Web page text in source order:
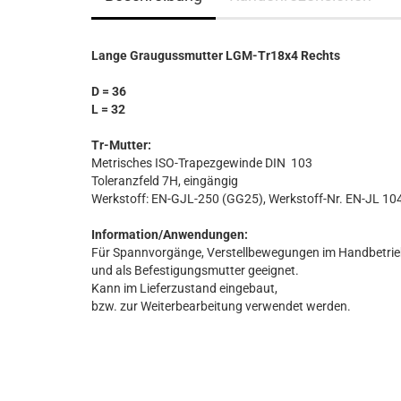
Lange Graugussmutter LGM-Tr18x4 Rechts
D = 36
L = 32
Tr-Mutter:
Metrisches ISO-Trapezgewinde DIN 103
Toleranzfeld 7H, eingängig
Werkstoff: EN-GJL-250 (GG25), Werkstoff-Nr. EN-JL
Information/Anwendungen:
Für Spannvorgänge, Verstellbewegungen im
und als Befestigungsmutter geeignet.
Kann im Lieferzustand eingebaut,
bzw. zur Weiterbearbeitung verwendet werden.